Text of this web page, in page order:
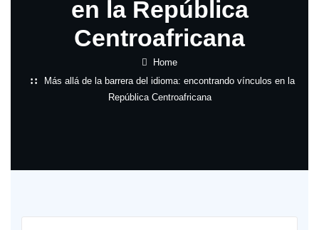
en la República
Centroafricana
Home
Más allá de la barrera del idioma: encontrando vínculos en la
República Centroafricana